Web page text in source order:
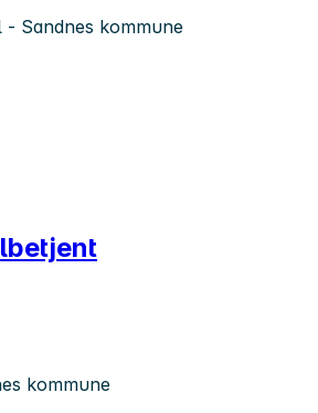
Sandnes kommune
kommune